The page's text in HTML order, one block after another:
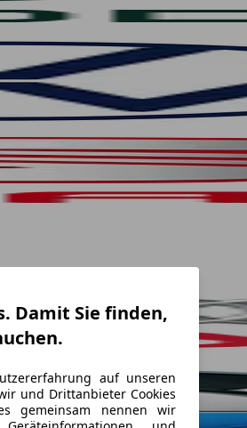
Damit Sie finden,
auf unseren
und Drittanbieter Cookies
gemeinsam nennen wir